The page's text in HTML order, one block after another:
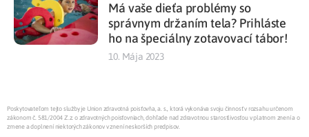
Má vaše dieťa problémy so
správnym držaním tela? Prihláste
ho na špeciálny zotavovací tábor!
10. Mája 2023
Poskytovateľom tejto služby je Union zdravotná poisťovňa, a. s., ktorá vykonáva svoju činnosť v rozsahu určenom
zákonom č. 581/2004 Z.z. o zdravotných poisťovniach, dohľade nad zdravotnou starostlivosťou v platnom znení a o
zmene a doplnení niektorých zákonov v znení neskorších predpisov.